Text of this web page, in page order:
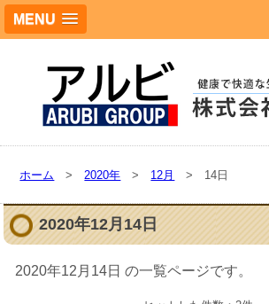
MENU
ホーム > 2020年 > 12月 > 14日
2020年12月14日
2020年12月14日 の一覧ページです。